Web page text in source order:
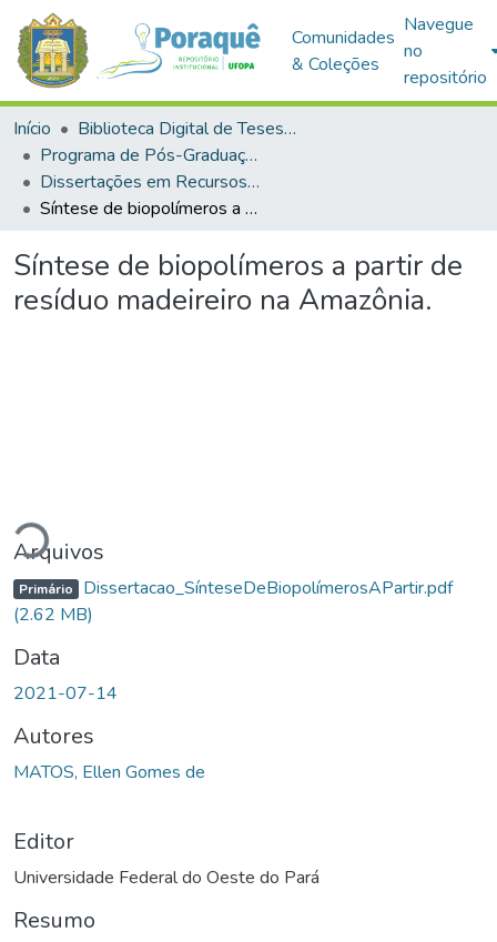
Comunidades
& Coleções
Navegue
no
repositório
Início
Biblioteca Digital de Teses e Dissertações (BDTD)
Programa de Pós-Graduação em Recursos Naturais da Amazônia (PPGRNA)
Dissertações em Recursos Naturais da Amazônia (Mestrado)
Síntese de biopolímeros a partir de resíduo madeireiro na Amazônia.
Síntese de biopolímeros a partir de
resíduo madeireiro na Amazônia.
Carregando...
Arquivos
Primário Dissertacao_SínteseDeBiopolímerosAPartir.pdf
(2.62 MB)
Data
2021-07-14
Autores
MATOS, Ellen Gomes de
Editor
Universidade Federal do Oeste do Pará
Resumo